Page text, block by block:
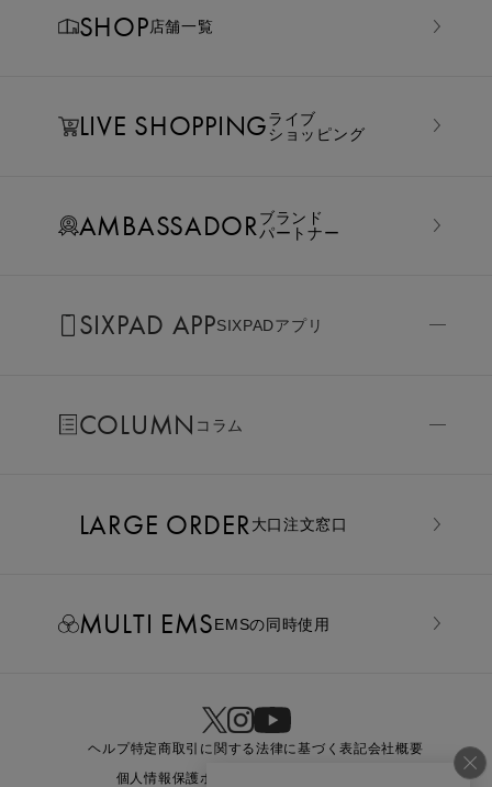
SHOP店舗一覧
LIVE SHOPPINGライブ
ショッピング
AMBASSADORブランド
パートナー
SIXPAD APPSIXPADアプリ
COLUMN コラム
LARGE ORDER⼤⼝注⽂窓⼝
MULTI EMSEMSの同時使用
ヘルプ特定商取引に関する法律に基づく表記会社概要
個人情報保護ポリシー